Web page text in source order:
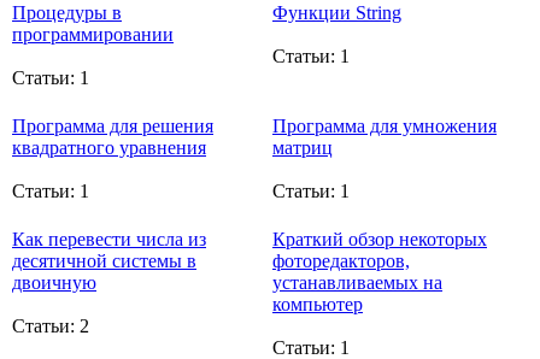
Процедуры в
программировании
Статьи: 1
Функции String
Статьи: 1
Программа для решения
квадратного уравнения
Статьи: 1
Программа для умножения
матриц
Статьи: 1
Как перевести числа из
десятичной системы в
двоичную
Статьи: 2
Краткий обзор некоторых
фоторедакторов,
устанавливаемых на
компьютер
Статьи: 1